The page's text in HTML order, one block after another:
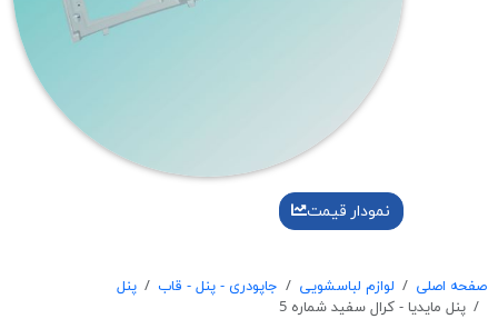
نمودار قیمت
صفحه اصلی لوازم لباسشویی جاپودری - پنل - قاب
پنل
پنل مايديا - كرال سفيد شماره 5